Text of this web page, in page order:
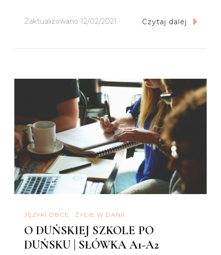
Zaktualizowano 12/02/2021 Czytaj dalej
JĘZYKI OBCE ŻYCIE W DANII
O DUŃSKIEJ SZKOLE PO
DUŃSKU | SŁÓWKA A1-A2